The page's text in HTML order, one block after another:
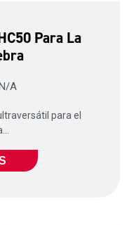
Para La
A
para el